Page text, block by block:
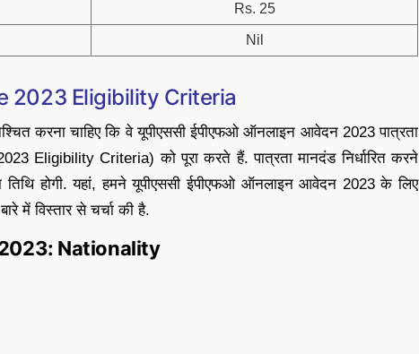
Rs. 25
Nil
2023 Eligibility Criteria
करना चाहिए कि वे यूपीएससी ईपीएफओ ऑनलाइन आवेदन 2023 पात्रता
Eligibility Criteria) को पूरा करते हैं. पात्रता मानदंड निर्धारित करने
होगी. यहां, हमने यूपीएससी ईपीएफओ ऑनलाइन आवेदन 2023 के लिए
में विस्तार से चर्चा की है.
2023: Nationality